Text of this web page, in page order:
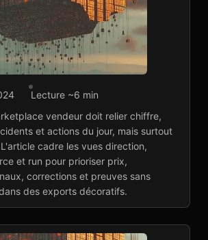
: décisions
→
Lecture ~6 min
vendeur doit relier chiffre,
et actions du jour, mais surtout
cadre les vues direction,
et run pour prioriser prix,
corrections et preuves sans
des exports décoratifs.